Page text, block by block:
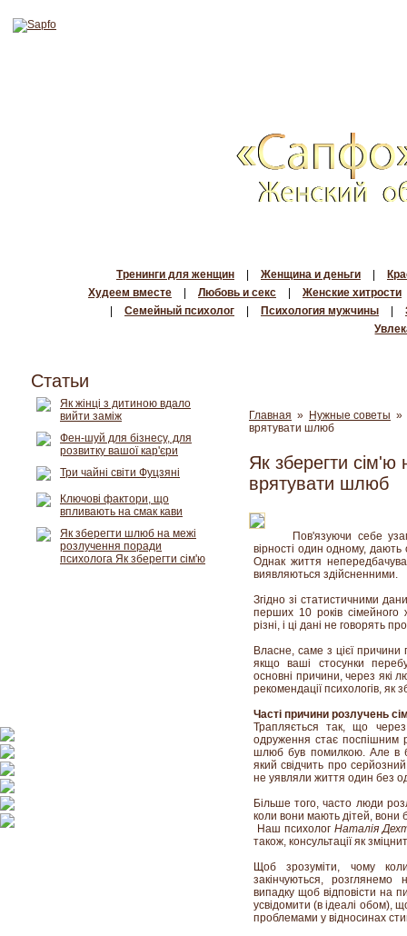
Тренинги для женщин Женщина и деньги
Худеем вместе
Любовь и секс
Женские хитрости
Семейный психолог Психология мужчины
Главная » Нужные советы »
врятувати шлюб
Як зберегти сім'ю
врятувати шлюб
Пов'язуючи себе
вірності один одному, дають
Однак життя
виявляються здійсненними.
Згідно зі статистичними
перших 10 років
різні, і ці дані не говорять
Власне, саме з цієї причини
якщо ваші стосунки
основні причини, через які
рекомендації психологів, як
Часті причини розлучень
Трапляється так, що через
одруження стає поспішним
шлюб був помилкою. Але в
який свідчить про
не уявляли життя один без
Більше того, часто люди
коли вони мають дітей, вони
Наш психологНаталія
також, консультації як
Щоб зрозуміти, чому
закінчуються,
випадку щоб відповісти на
усвідомити (в ідеалі обом),
проблемами у відносинах
Статьи
Як жінці з дитиною вдало
вийти заміж
Фен-шуй для бізнесу, для
розвитку вашої кар'єри
Три чайні світи Фуцзяні
Ключові фактори, що
впливають на смак кави
Як зберегти шлюб на межі
розлучення поради
психолога Як зберегти сім'ю